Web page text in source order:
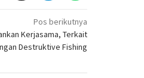
Pos berikutnya
Kerjasama, Terkait
Destruktive Fishing